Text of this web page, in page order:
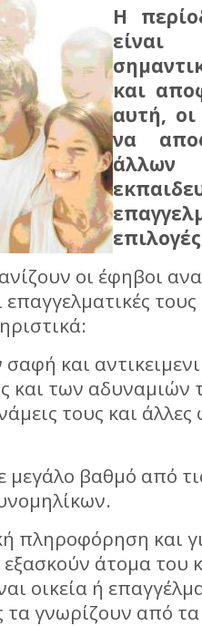
Η
είναι
και
αυτή,
να
οι έφηβοι
επαγγελματικές τους
και
και των αδυναμιών
τους και άλλες
μεγάλο βαθμό από
πληροφόρηση και
άτομα του
οικεία ή
τα γνωρίζουν από